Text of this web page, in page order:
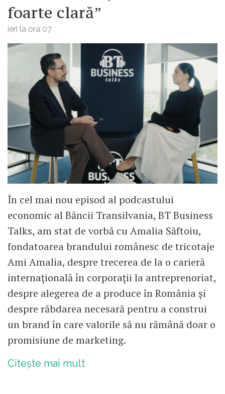
foarte clară”
ieri la ora 07
În cel mai nou episod al podcastului
economic al Băncii Transilvania, BT Business
Talks, am stat de vorbă cu Amalia Săftoiu,
fondatoarea brandului românesc de tricotaje
Ami Amalia, despre trecerea de la o carieră
internațională în corporații la antreprenoriat,
despre alegerea de a produce în România și
despre răbdarea necesară pentru a construi
un brand în care valorile să nu rămână doar o
promisiune de marketing.
Citește mai mult